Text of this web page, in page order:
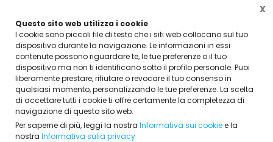
Questo sito web utilizza i cookie
I cookie sono piccoli file di testo che i siti web collocano sul tuo
dispositivo durante la navigazione. Le informazioni in essi
contenute possono riguardare te, le tue preferenze o il tuo
dispositivo ma non ti identificano sotto il profilo personale. Puoi
liberamente prestare, rifiutare o revocare il tuo consenso in
qualsiasi momento, personalizzando le tue preferenze. La scelta
di accettare tutti i cookie ti offre certamente la completezza di
navigazione di questo sito web.
Per saperne di più, leggi la nostra Informativa sui cookiee la
nostra Informativa sulla privacy
X
Home Sicurezza Sicurezza
Elmetto in ABS Ft guardian